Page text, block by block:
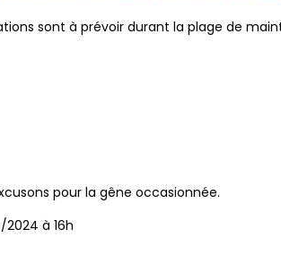
sont à prévoir durant la plage de
pour la gêne occasionnée.
2024 à 16h